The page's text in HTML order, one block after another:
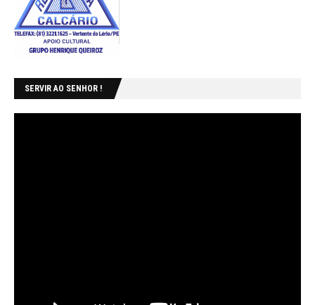
SERVIR AO SENHOR !